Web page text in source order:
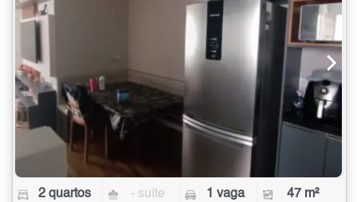
2 quartos - suíte 1 vaga 47 m²